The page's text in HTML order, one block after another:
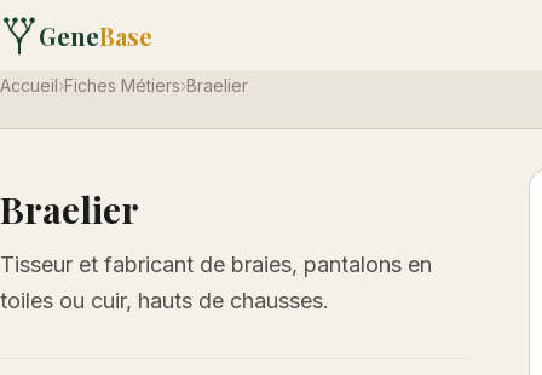
GeneBase
Accueil›Fiches Métiers›Braelier
Braelier
Tisseur et fabricant de braies, pantalons en
toiles ou cuir, hauts de chausses.